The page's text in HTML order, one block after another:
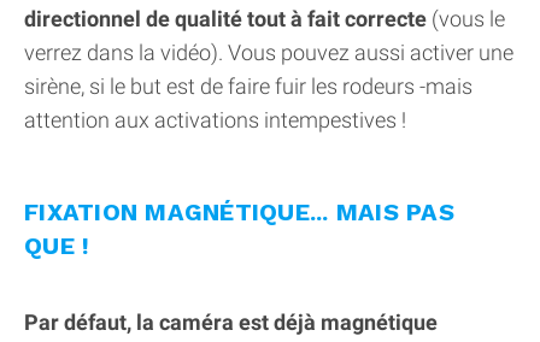
directionnel de qualité tout à fait correcte (vous le
verrez dans la vidéo). Vous pouvez aussi activer une
sirène, si le but est de faire fuir les rodeurs -mais
attention aux activations intempestives !
FIXATION MAGNÉTIQUE... MAIS PAS
QUE !
Par défaut, la caméra est déjà magnétique